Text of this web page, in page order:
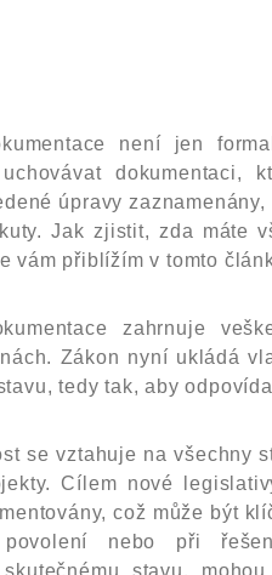
není jen
dokumentaci,
úpravy
Jak zjistit, zda máte
vám přiblížím v tomto
zahrnuje
Zákon nyní ukládá
tedy tak, aby
se vztahuje na všechny
Cílem nové
což může být
povolení nebo při
skutečnému stavu,